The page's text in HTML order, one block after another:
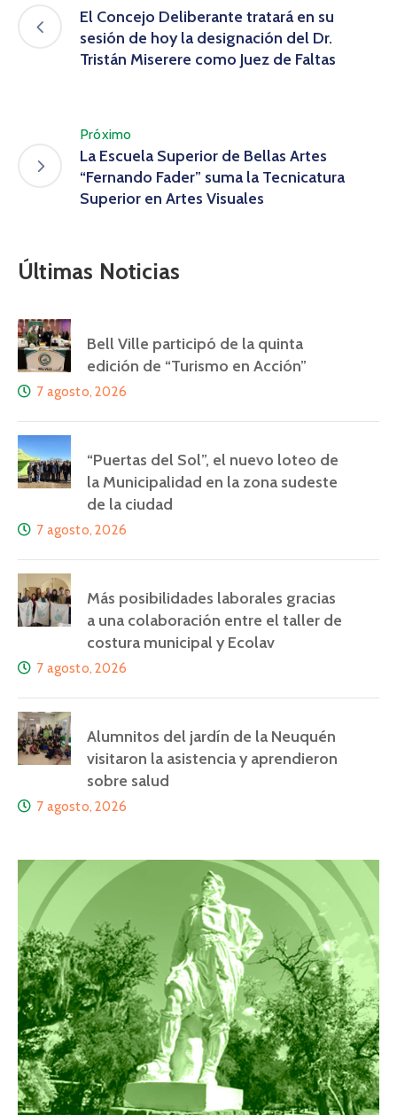
El Concejo Deliberante tratará en su
sesión de hoy la designación del Dr.
Tristán Miserere como Juez de Faltas
Próximo
La Escuela Superior de Bellas Artes
“Fernando Fader” suma la Tecnicatura
Superior en Artes Visuales
Últimas Noticias
Bell Ville participó de la quinta
edición de “Turismo en Acción”
7 agosto, 2026
“Puertas del Sol”, el nuevo loteo de
la Municipalidad en la zona sudeste
de la ciudad
7 agosto, 2026
Más posibilidades laborales gracias
a una colaboración entre el taller de
costura municipal y Ecolav
7 agosto, 2026
Alumnitos del jardín de la Neuquén
visitaron la asistencia y aprendieron
sobre salud
7 agosto, 2026